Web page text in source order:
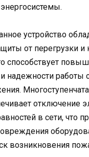
устройство
от перегрузки и
способствует
и надежности работы
отключение
в сети, что
возникновения